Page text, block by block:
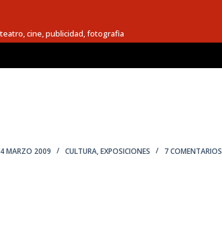
cine, publicidad, fotografia
MARZO 2009 CULTURA,EXPOSICIONES 7 COMENTARIOS